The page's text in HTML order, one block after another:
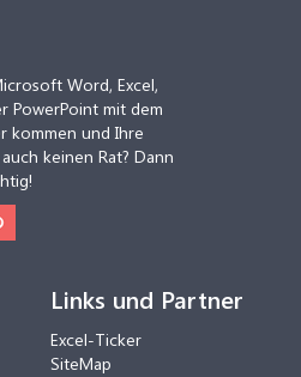
Word, Excel,
PowerPoint mit dem
kommen und Ihre
keinen Rat? Dann
Links und Partner
Excel-Ticker
SiteMap